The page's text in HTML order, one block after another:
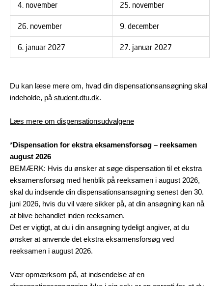
4. november 25. november
26. november 9. december
6. januar 2027 27. januar 2027
Du kan læse mere om, hvad din dispensationsansøgning skal
indeholde, på student.dtu.dk.
Læs mere om dispensationsudvalgene
*Dispensation for ekstra eksamensforsøg – reeksamen
august 2026
BEMÆRK: Hvis du ønsker at søge dispensation til et ekstra
eksamensforsøg med henblik på reeksamen i august 2026,
skal du indsende din dispensationsansøgning senest den 30.
juni 2026, hvis du vil være sikker på, at din ansøgning kan nå
at blive behandlet inden reeksamen.
Det er vigtigt, at du i din ansøgning tydeligt angiver, at du
ønsker at anvende det ekstra eksamensforsøg ved
reeksamen i august 2026.
Vær opmærksom på, at indsendelse af en